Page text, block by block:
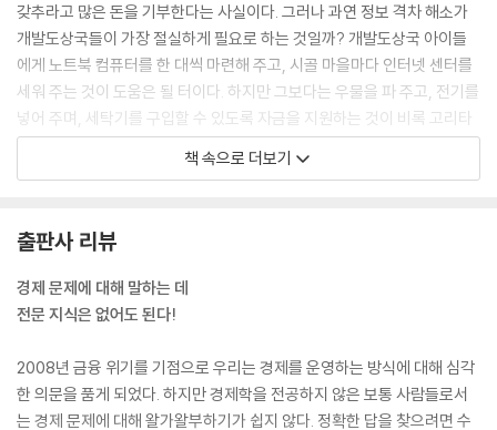
갖추라고 많은 돈을 기부한다는 사실이다. 그러나 과연 정보 격차 해소가
개발도상국들이 가장 절실하게 필요로 하는 것일까? 개발도상국 아이들
에게 노트북 컴퓨터를 한 대씩 마련해 주고, 시골 마을마다 인터넷 센터를
세워 주는 것이 도움은 될 터이다. 하지만 그보다는 우물을 파 주고, 전기를
넣어 주며, 세탁기를 구입할 수 있도록 자금을 지원하는 것이 비록 고리타
분해 보일지는 모르나 실제로 개발도상국 국민들의 생활을 개선하는 데에
는 더 보탬이 되지 않을까? --- Thing 4 '인터넷보다 세탁기가 세상을 더
결과에 따라 보상하지 않으면 공정하지 않다고 하지만…
애초에 일자리를 잃은 것도 온전히 그 사람의 '가치'에 따라 결정되지 않는
경우도 많다. 예를 들어 전망이 있어 보여 선택한 직장이 갑자기 외국과의
국 철강 회사나 영국 조선 회사에 들어간 사람들 중에 1990년대 초가 되면
일본이나 한국과의 경쟁에서 밀려 자기가 몸담은 산업이 초토화될 것이라
예측한 사람이 몇이나 되겠는가?
책 속으로 더보기
출판사 리뷰
경제 문제에 대해 말하는 데
전문 지식은 없어도 된다!
2008년 금융 위기를 기점으로 우리는 경제를 운영하는 방식에 대해 심각
한 의문을 품게 되었다. 하지만 경제학을 전공하지 않은 보통 사람들로서
는 경제 문제에 대해 왈가왈부하기가 쉽지 않다. 정확한 답을 찾으려면 수